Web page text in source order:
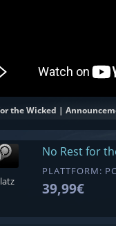
the Wicked |
No Rest for
PLATTFORM:
39,99€